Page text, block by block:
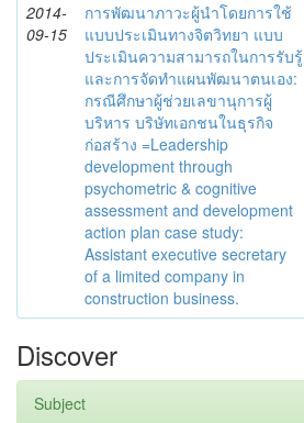
2014-
09-15
การพัฒนาภาวะผู้นำโดยการใช้
แบบประเมินทางจิตวิทยา แบบ
ประเมินความสามารถในการรับรู้
และการจัดทำแผนพัฒนาตนเอง:
กรณีศึกษาผู้ช่วยเลขานุการผู้
บริหาร บริษัทเอกชนในธุรกิจ
ก่อสร้าง =Leadership
development through
psychometric & cognitive
assessment and development
action plan case study:
Assistant executive secretary
of a limited company in
construction business.
Discover
Subject